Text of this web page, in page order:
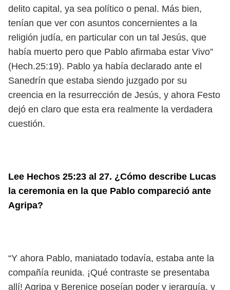
delito capital, ya sea político o penal. Más bien,
tenían que ver con asuntos concernientes a la
religión judía, en particular con un tal Jesús, que
había muerto pero que Pablo afirmaba estar Vivo”
(Hech.25:19). Pablo ya había declarado ante el
Sanedrín que estaba siendo juzgado por su
creencia en la resurrección de Jesús, y ahora Festo
dejó en claro que esta era realmente la verdadera
cuestión.
Lee Hechos 25:23 al 27. ¿Cómo describe Lucas
la ceremonia en la que Pablo compareció ante
Agripa?
“Y ahora Pablo, maniatado todavía, estaba ante la
compañía reunida. ¡Qué contraste se presentaba
allí! Agripa y Berenice poseían poder y jerarquía, y